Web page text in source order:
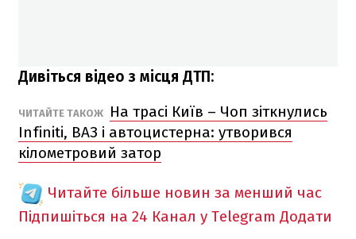
Дивіться відео з місця ДТП:
ЧИТАЙТЕ ТАКОЖ
На трасі Київ – Чоп зіткнулись
Infiniti, ВАЗ і автоцистерна: утворився
кілометровий затор
Читайте більше новин за менший час
Підпишіться на 24 Канал у Telegram Додати